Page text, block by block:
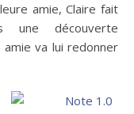
amie, Claire fait
une découverte
va lui redonner